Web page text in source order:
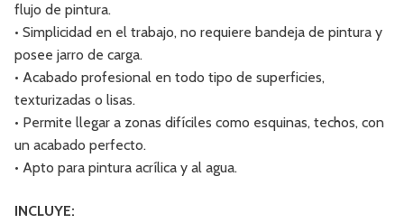
flujo de pintura.
• Simplicidad en el trabajo, no requiere bandeja de pintura y
posee jarro de carga.
• Acabado profesional en todo tipo de superficies,
texturizadas o lisas.
• Permite llegar a zonas difíciles como esquinas, techos, con
un acabado perfecto.
• Apto para pintura acrílica y al agua.
INCLUYE: